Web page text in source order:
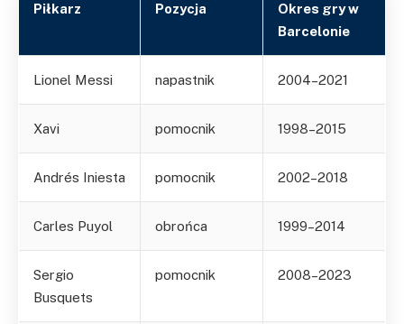
Piłkarz Pozycja
Okres gry w
Barcelonie
Lionel Messi napastnik 2004–2021
Xavi pomocnik 1998–2015
Andrés Iniesta pomocnik 2002–2018
Carles Puyol obrońca 1999–2014
Sergio
Busquets
pomocnik 2008–2023